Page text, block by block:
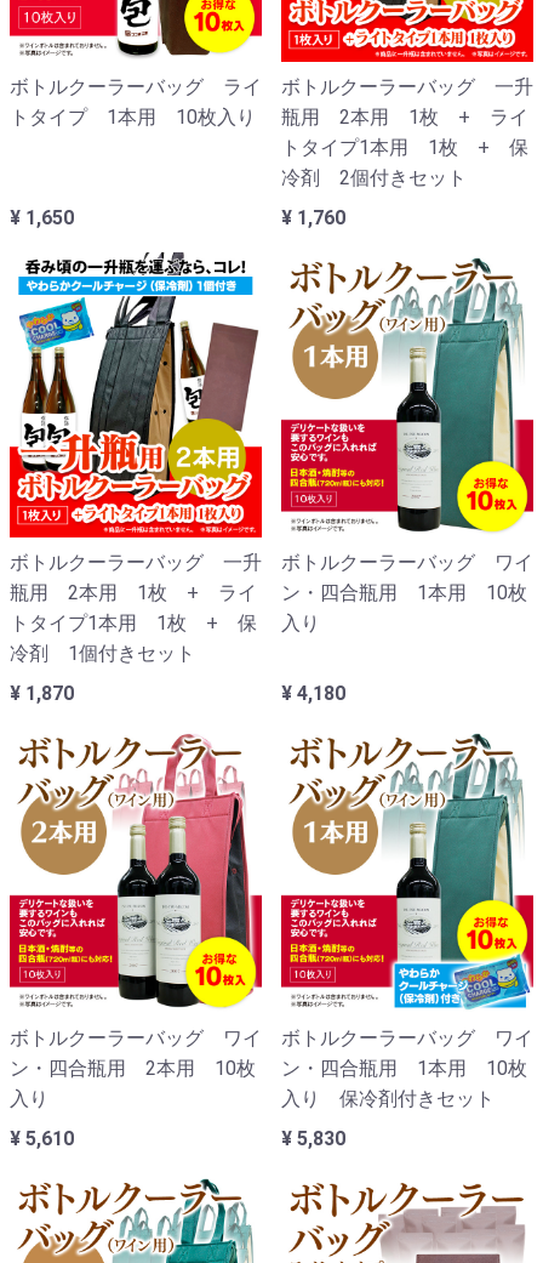
ボトルクーラーバッグ ライ
トタイプ 1本用 10枚入り
¥ 1,650
ボトルクーラーバッグ 一升
瓶用 2本用 1枚 + ライ
トタイプ1本用 1枚 + 保
冷剤 2個付きセット
¥ 1,760
ボトルクーラーバッグ 一升
瓶用 2本用 1枚 + ライ
トタイプ1本用 1枚 + 保
冷剤 1個付きセット
¥ 1,870
ボトルクーラーバッグ ワイ
ン・四合瓶用 1本用 10枚
入り
¥ 4,180
ボトルクーラーバッグ ワイ
ン・四合瓶用 2本用 10枚
入り
¥ 5,610
ボトルクーラーバッグ ワイ
ン・四合瓶用 1本用 10枚
入り 保冷剤付きセット
¥ 5,830